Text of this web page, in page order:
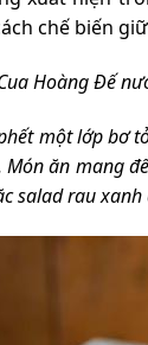
chế biến
Hoàng Đế
một lớp bơ
Món ăn mang
salad rau